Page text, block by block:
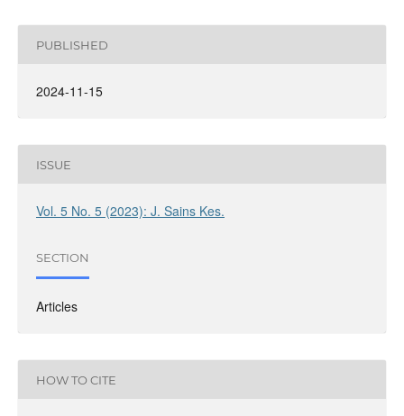
PUBLISHED
2024-11-15
ISSUE
Vol. 5 No. 5 (2023): J. Sains Kes.
SECTION
Articles
HOW TO CITE